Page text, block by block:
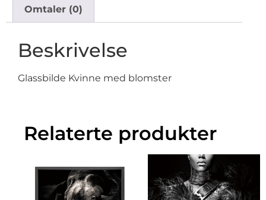
Omtaler (0)
Beskrivelse
Glassbilde Kvinne med blomster
Relaterte produkter